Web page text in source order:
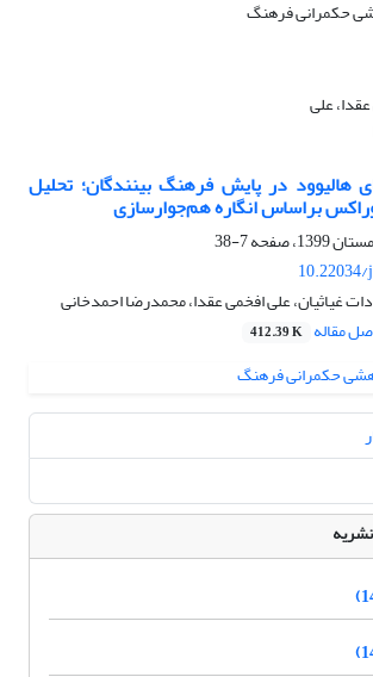
علی
هالیوود در پایش فرهنگ بینندگان؛ تحلیل‌
براساس انگاره هم‌جوارسازی
7-38
غیاثیان، علی افخمی عقدا، محمدرضا احمدخانی
مقاله 412.39 K